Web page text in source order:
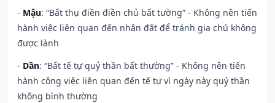
- Mậu: “Bất thụ điền điền chủ bất tường” - Không nên tiến
hành việc liên quan đến nhận đất để tránh gia chủ không
được lành
- Dần: “Bất tế tự quỷ thần bất thường” - Không nên tiến
hành công việc liên quan đến tế tự vì ngày này quỷ thần
không bình thường